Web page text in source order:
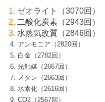
大学：オンライン・対面開催）
6号 メタン転換技術の最新動向
B号 第125回触媒討論会（2020年・工
院大学）
5号 固体触媒による含窒素有機化合物
換の最前線
6号 貴金属使用量低減に向けた自動車
ガス浄化触媒の開発
B号 第123回触媒討論会（2019年・大
B号 第121回触媒討論会（2018年・東
大学）
5号 水素のふるまいを解き明かす最先
研究
6号 低級アルカンの有効利用のための
媒技術
B号 第119回触媒討論会（2017年・首
大学東京）
媒技術
3号 触媒研究の最先端～とびたて若き研究
者たち～（1）
4号 触媒研究の最先端～とびたて若き研究
者たち～（2）
5号 触媒研究の最先端～とびたて若き研究
者たち～（3）
6号 イオニクス材料と燃料電池・電解合成
2号 石油精製用触媒の最近の進展
3号 固体酸化物形燃料電池（SOFC）に
るアノード触媒上での燃料直接改質技術
4号 コアシェル構造の制御による触媒機能
5号 工業触媒およびその周辺技術の最近の
進歩
6号 ナノシート
2号 光触媒反応機構に関する最新の研究動
向
開発動向
4号 人工光合成に向けた近年のアプローチ
5号 未利用熱エネルギーの有効活用に貢献
する触媒技術
1号 高耐久性燃料電池システム用触媒にお
ける新展開
2号 リビングラジカル重合の最近の動向
3号 天然ガスの化学工業的展開に関する触
媒技術
4号 貴金属触媒の精密構造制御とその活用
5号 バイオマス化成品製造のための固体触
▼54巻（2012年）
1号 規則性多孔体の利用技術における最近
の進歩
2号 第109回触媒討論会
3号 貴金属低減技術の最新動向
4号 貴金属代替技術の最新動向
5号 光触媒による物質変換反応の新展開
▼53巻（2011年）
1号 金属学から見る合金触媒の新展開
2号 第107回触媒討論会
3号 触媒のその場観察法の進歩（１）
4号 触媒のその場観察法の進歩（２）
▼52巻（2010年）
1号 触媒の劣化対策と長寿命触媒開発
2号 第105回触媒討論会
3号 ナノ構造が拓く新機能
1号 炭素材料－熱い注目を集める材料－
2号 第103回触媒討論会
▼50巻（2008年）
1号 触媒化学と学会のこの10年，半世紀
▼49巻（2007年）
ゼオライト（3070回）
二酸化炭素（2943回）
水蒸気改質（2846回）
アンモニア（2820回）
白金（2782回）
光触媒（2667回）
メタン（2663回）
水素化（2616回）
CO2（2567回）